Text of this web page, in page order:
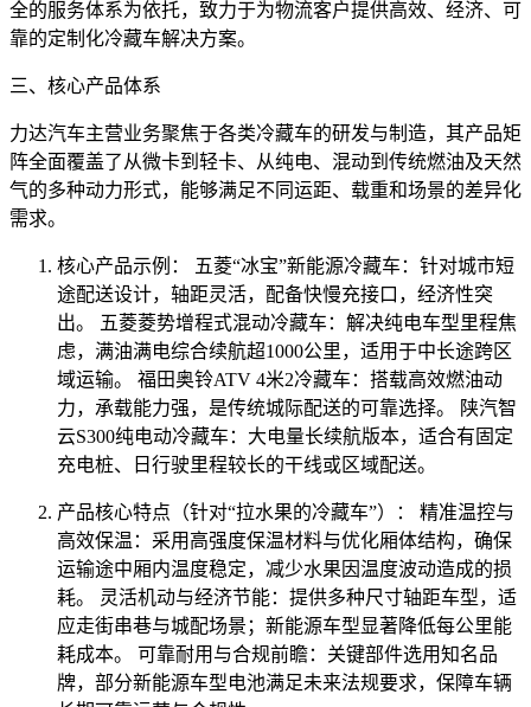
全的服务体系为依托，致力于为物流客户提供高效、经济、可
靠的定制化冷藏车解决方案。
三、核心产品体系
力达汽车主营业务聚焦于各类冷藏车的研发与制造，其产品矩
阵全面覆盖了从微卡到轻卡、从纯电、混动到传统燃油及天然
气的多种动力形式，能够满足不同运距、载重和场景的差异化
需求。
核心产品示例： 五菱“冰宝”新能源冷藏车：针对城市短
途配送设计，轴距灵活，配备快慢充接口，经济性突
出。 五菱菱势增程式混动冷藏车：解决纯电车型里程焦
虑，满油满电综合续航超1000公里，适用于中长途跨区
域运输。 福田奥铃ATV 4米2冷藏车：搭载高效燃油动
力，承载能力强，是传统城际配送的可靠选择。 陕汽智
云S300纯电动冷藏车：大电量长续航版本，适合有固定
充电桩、日行驶里程较长的干线或区域配送。
产品核心特点（针对“拉水果的冷藏车”）： 精准温控与
高效保温：采用高强度保温材料与优化厢体结构，确保
运输途中厢内温度稳定，减少水果因温度波动造成的损
耗。 灵活机动与经济节能：提供多种尺寸轴距车型，适
应走街串巷与城配场景；新能源车型显著降低每公里能
耗成本。 可靠耐用与合规前瞻：关键部件选用知名品
牌，部分新能源车型电池满足未来法规要求，保障车辆